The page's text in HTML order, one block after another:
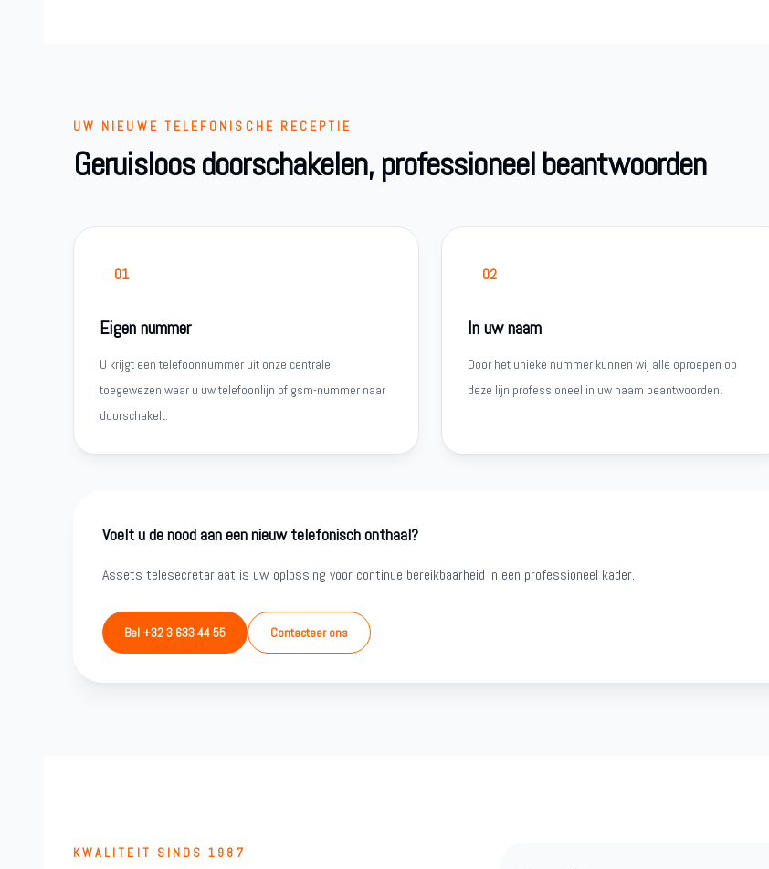
UW NIEUWE TELEFONISCHE RECEPTIE
Geruisloos doorschakelen, professioneel beantwoorden
01
Eigen nummer
U krijgt een telefoonnummer uit onze centrale
toegewezen waar u uw telefoonlijn of gsm-nummer naar
doorschakelt.
02
In uw naam
Door het unieke nummer kunnen wij alle oproepen op
deze lijn professioneel in uw naam beantwoorden.
Voelt u de nood aan een nieuw telefonisch onthaal?
Assets telesecretariaat is uw oplossing voor continue bereikbaarheid in een professioneel kader.
Bel +32 3 633 44 55 Contacteer ons
KWALITEIT SINDS 1987